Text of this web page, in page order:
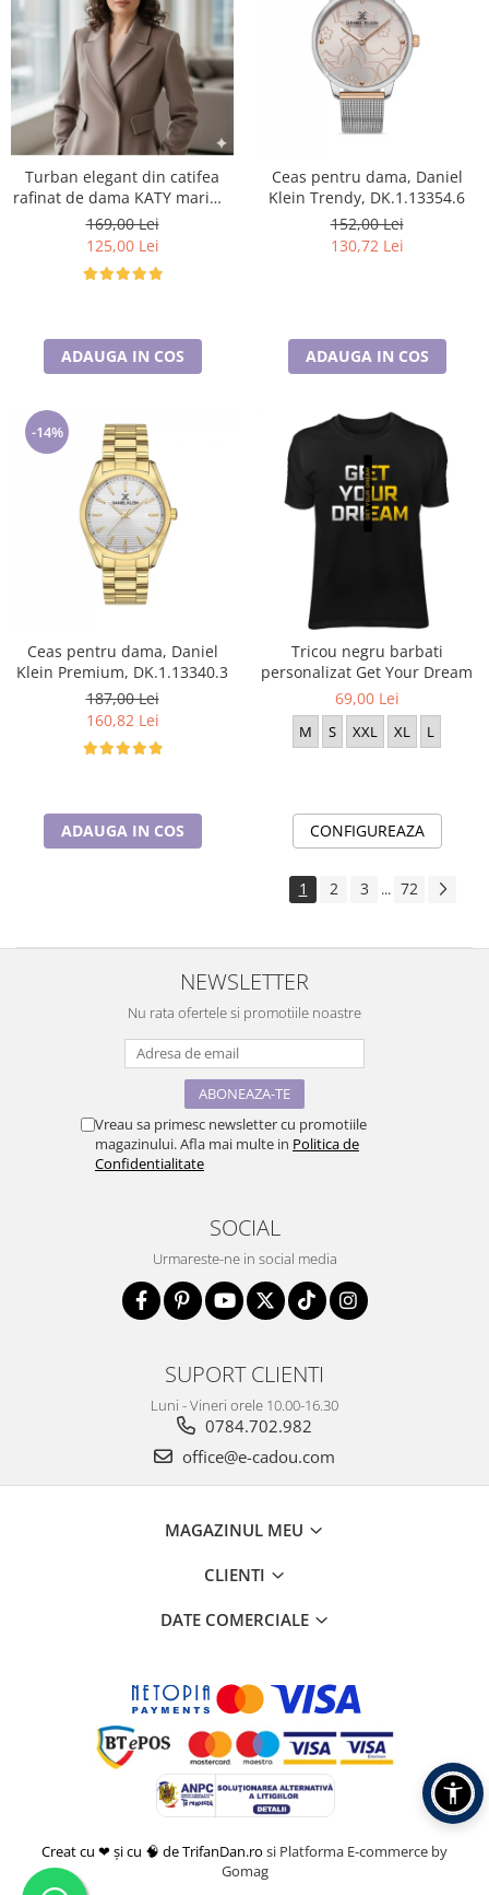
Turban elegant din catifea
rafinat de dama KATY marime
universala, captuseala polar,
culoare maro Sequoia
169,00 Lei
125,00 Lei
ADAUGA IN COS
Ceas pentru dama, Daniel
Klein Trendy, DK.1.13354.6
152,00 Lei
130,72 Lei
ADAUGA IN COS
-14%
Ceas pentru dama, Daniel
Klein Premium, DK.1.13340.3
187,00 Lei
160,82 Lei
ADAUGA IN COS
Tricou negru barbati
personalizat Get Your Dream
69,00 Lei
M S XXL XL L
CONFIGUREAZA
1 2 3 ... 72
NEWSLETTER
Nu rata ofertele si promotiile noastre
Vreau sa primesc newsletter cu promotiile
magazinului. Afla mai multe in Politica de
Confidentialitate
SOCIAL
Urmareste-ne in social media
SUPORT CLIENTI
Luni - Vineri orele 10.00-16.30
0784.702.982
office@e-cadou.com
MAGAZINUL MEU
CLIENTI
DATE COMERCIALE
Creat cu ❤ și cu 🧠 de TrifanDan.ro si Platforma E-commerce by
Gomag